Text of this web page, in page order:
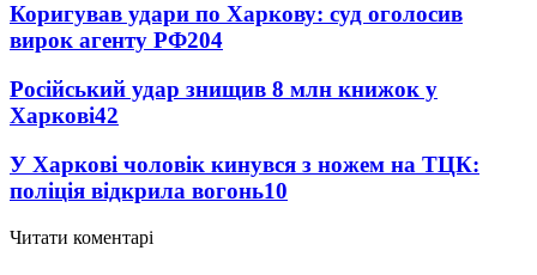
Коригував удари по Харкову: суд оголосив
вирок агенту РФ204
Російський удар знищив 8 млн книжок у
Харкові42
У Харкові чоловік кинувся з ножем на ТЦК:
поліція відкрила вогонь10
Читати коментарі